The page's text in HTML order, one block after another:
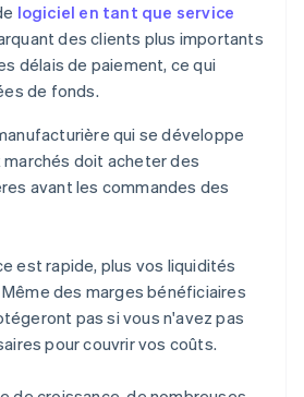
logiciel en tant que service
des clients plus importants
délais de paiement, ce qui
de fonds.
qui se développe
marchés doit acheter des
avant les commandes des
est rapide, plus vos liquidités
des marges bénéficiaires
pas si vous n'avez pas
pour couvrir vos coûts.